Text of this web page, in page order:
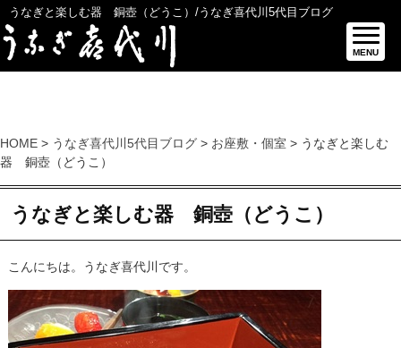
うなぎと楽しむ器 銅壺（どうこ）/うなぎ喜代川5代目ブログ
MENU
HOME > うなぎ喜代川5代目ブログ > お座敷・個室 > うなぎと楽しむ
器 銅壺（どうこ）
うなぎと楽しむ器 銅壺（どうこ）
こんにちは。うなぎ喜代川です。